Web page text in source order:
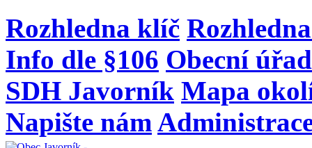
Rozhledna klíč
Info dle §106 Obecní úřad
SDH Javorník Mapa
Napište nám